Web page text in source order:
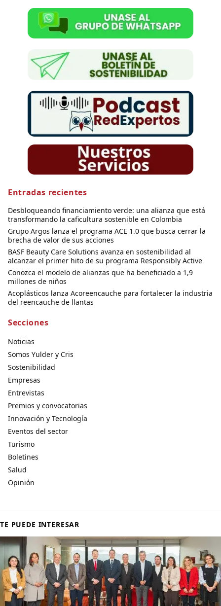
Entradas recientes
Desbloqueando financiamiento verde: una alianza que está
transformando la caficultura sostenible en Colombia
Grupo Argos lanza el programa ACE 1.0 que busca cerrar la
brecha de valor de sus acciones
BASF Beauty Care Solutions avanza en sostenibilidad al
alcanzar el primer hito de su programa Responsibly Active
Conozca el modelo de alianzas que ha beneficiado a 1,9
millones de niños
Acoplásticos lanza Acoreencauche para fortalecer la industria
del reencauche de llantas
Secciones
Noticias
Somos Yulder y Cris
Sostenibilidad
Empresas
Entrevistas
Premios y convocatorias
Innovación y Tecnología
Eventos del sector
Turismo
Boletines
Salud
Opinión
TE PUEDE INTERESAR